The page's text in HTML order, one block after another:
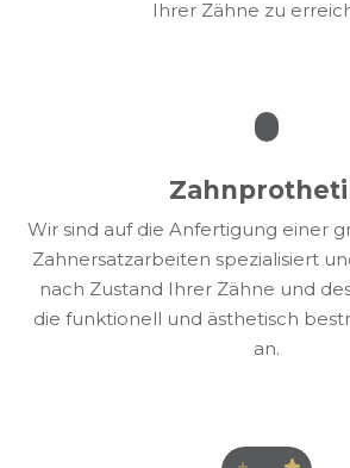
Ihrer Zähne zu
Wir sind auf die Anfertigung einer
Zahnersatzarbeiten spezialisiert
nach Zustand Ihrer Zähne und
die funktionell und ästhetisch
an.